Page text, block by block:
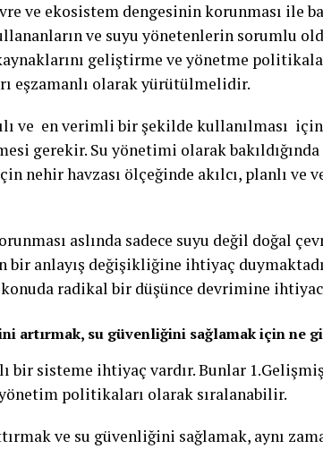
ve ekosistem dengesinin korunması ile
ve suyu yönetenlerin sorumlu
geliştirme ve yönetme
eşzamanlı olarak yürütülmelidir.
ve en verimli bir şekilde kullanılması
gerekir. Su yönetimi olarak
nehir havzası ölçeğinde akılcı, planlı
aslında sadece suyu değil doğal
bir anlayış değişikliğine ihtiyaç
konuda radikal bir düşünce devrimine
artırmak, su güvenliğini sağlamak için ne
bir sisteme ihtiyaç vardır. Bunlar
politikaları olarak sıralanabilir.
ve su güvenliğini sağlamak, aynı